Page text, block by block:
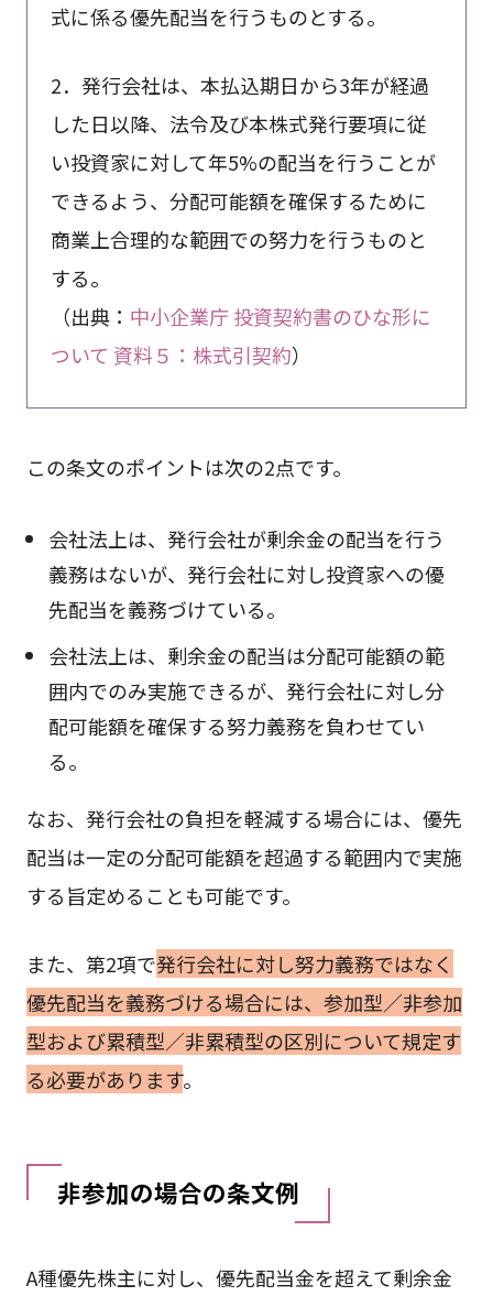
式に係る優先配当を行うものとする。
2．発行会社は、本払込期日から3年が経過
した日以降、法令及び本株式発行要項に従
い投資家に対して年5%の配当を行うことが
できるよう、分配可能額を確保するために
商業上合理的な範囲での努力を行うものと
する。
（出典： 中小企業庁 投資契約書のひな形に
ついて 資料５：株式引契約）
この条文のポイントは次の2点です。
会社法上は、発行会社が剰余金の配当を行う
義務はないが、発行会社に対し投資家への優
先配当を義務づけている。
会社法上は、剰余金の配当は分配可能額の範
囲内でのみ実施できるが、発行会社に対し分
配可能額を確保する努力義務を負わせてい
る。
なお、発行会社の負担を軽減する場合には、優先
配当は一定の分配可能額を超過する範囲内で実施
する旨定めることも可能です。
また、第2項で発行会社に対し努力義務ではなく
優先配当を義務づける場合には、参加型／非参加
型および累積型／非累積型の区別について規定す
る必要があります。
非参加の場合の条文例
A種優先株主に対し、優先配当金を超えて剰余金